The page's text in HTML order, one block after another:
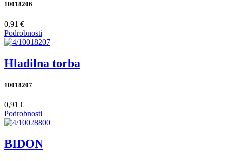
10018206
0,91 €
Podrobnosti
Hladilna torba
10018207
0,91 €
Podrobnosti
BIDON